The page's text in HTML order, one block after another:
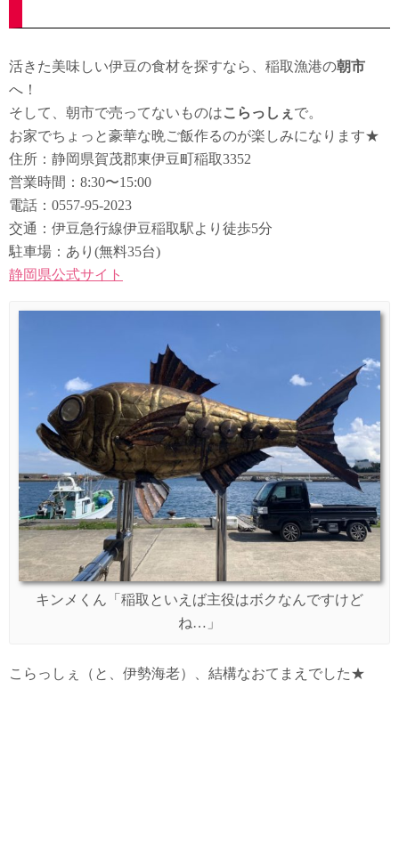
活きた美味しい伊豆の食材を探すなら、稲取漁港の朝市
へ！
そして、朝市で売ってないものはこらっしぇ で。
お家でちょっと豪華な晩ご飯作るのが楽しみになります★
住所：静岡県賀茂郡東伊豆町稲取3352
営業時間：8:30〜15:00
電話：0557-95-2023
交通：伊豆急行線伊豆稲取駅より徒歩5分
駐車場：あり(無料35台)
静岡県公式サイト
キンメくん「稲取といえば主役はボクなんですけど
ね…」
こらっしぇ（と、伊勢海老）、結構なおてまえでした★